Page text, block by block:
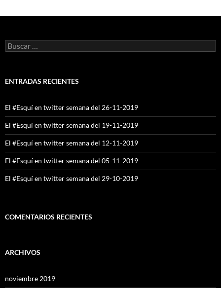
Buscar:
ENTRADAS RECIENTES
El #Esquí en twitter semana del 26-11-2019
El #Esquí en twitter semana del 19-11-2019
El #Esquí en twitter semana del 12-11-2019
El #Esquí en twitter semana del 05-11-2019
El #Esquí en twitter semana del 29-10-2019
COMENTARIOS RECIENTES
ARCHIVOS
noviembre 2019